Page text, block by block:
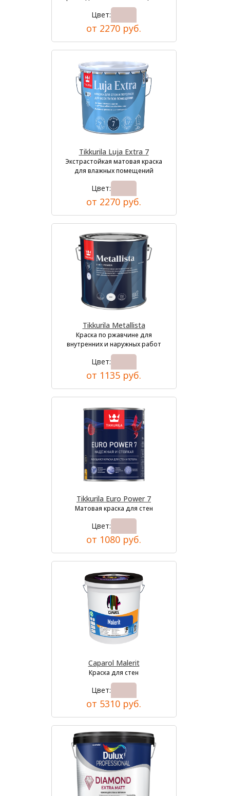
Цвет:
от 2270 руб.
Tikkurila Luja Extra 7
Экстрастойкая матовая краска
для влажных помещений
Цвет:
от 2270 руб.
Tikkurila Metallista
Краска по ржавчине для
внутренних и наружных работ
Цвет:
от 1135 руб.
Tikkurila Euro Power 7
Матовая краска для стен
Цвет:
от 1080 руб.
Caparol Malerit
Краска для стен
Цвет:
от 5310 руб.